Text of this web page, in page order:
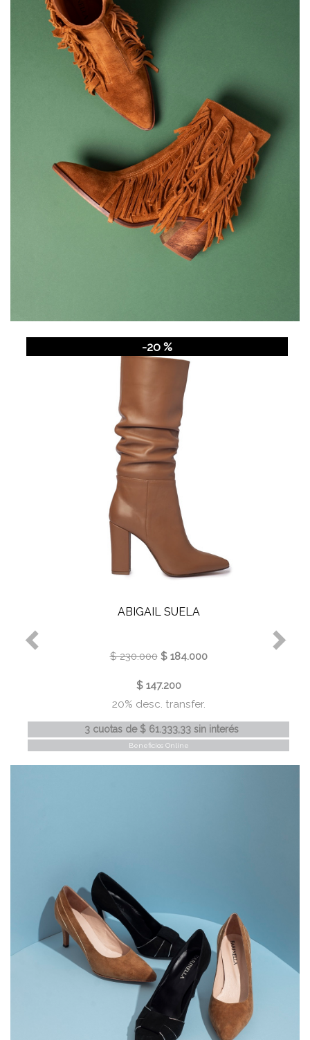
-20 %
ABIGAIL SUELA
$ 230.000 $ 184.000
$ 147.200
20% desc. transfer.
3 cuotasde $ 61.333,33sin interés
Beneficios Online